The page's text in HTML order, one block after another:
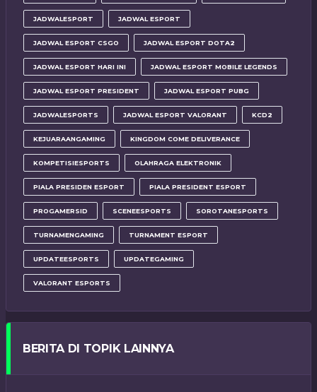
JADWALESPORT JADWAL ESPORT
JADWAL ESPORT CSGO JADWAL ESPORT DOTA2
JADWAL ESPORT HARI INI JADWAL ESPORT MOBILE LEGENDS
JADWAL ESPORT PRESIDENT JADWAL ESPORT PUBG
JADWALESPORTS JADWAL ESPORT VALORANT KCD2
KEJUARAANGAMING KINGDOM COME DELIVERANCE
KOMPETISIESPORTS OLAHRAGA ELEKTRONIK
PIALA PRESIDEN ESPORT PIALA PRESIDENT ESPORT
PROGAMERSID SCENEESPORTS SOROTANESPORTS
TURNAMENGAMING TURNAMENT ESPORT
UPDATEESPORTS UPDATEGAMING
VALORANT ESPORTS
BERITA DI TOPIK LAINNYA